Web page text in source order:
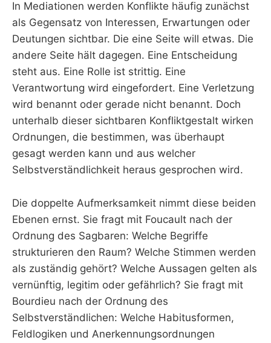
In Mediationen werden Konflikte häufig zunächst
als Gegensatz von Interessen, Erwartungen oder
Deutungen sichtbar. Die eine Seite will etwas. Die
andere Seite hält dagegen. Eine Entscheidung
steht aus. Eine Rolle ist strittig. Eine
Verantwortung wird eingefordert. Eine Verletzung
wird benannt oder gerade nicht benannt. Doch
unterhalb dieser sichtbaren Konfliktgestalt wirken
Ordnungen, die bestimmen, was überhaupt
gesagt werden kann und aus welcher
Selbstverständlichkeit heraus gesprochen wird.
Die doppelte Aufmerksamkeit nimmt diese beiden
Ebenen ernst. Sie fragt mit Foucault nach der
Ordnung des Sagbaren: Welche Begriffe
strukturieren den Raum? Welche Stimmen werden
als zuständig gehört? Welche Aussagen gelten als
vernünftig, legitim oder gefährlich? Sie fragt mit
Bourdieu nach der Ordnung des
Selbstverständlichen: Welche Habitusformen,
Feldlogiken und Anerkennungsordnungen